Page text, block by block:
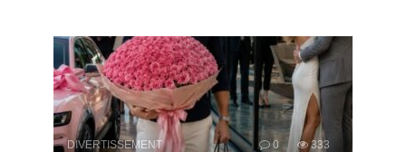
DIVERTISSEMENT 0 333